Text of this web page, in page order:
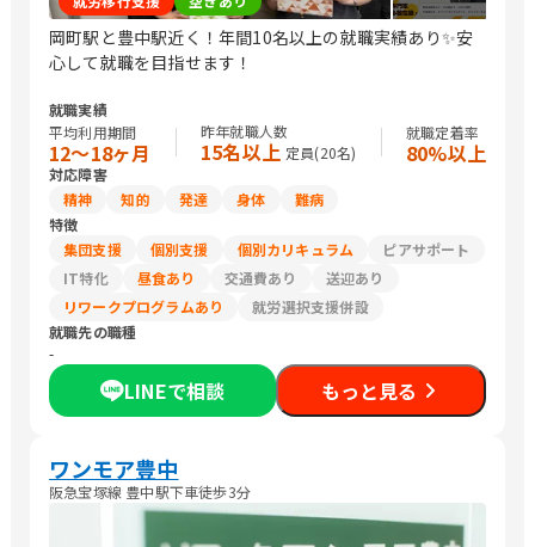
岡町駅と豊中駅近く！年間10名以上の就職実績あり✨安
心して就職を目指せます！
就職実績
平均利用期間
12〜18ヶ月
昨年就職人数
15名以上 定員(20名)
就職定着率
80%以上
対応障害
精神
知的 発達 身体
難病
特徴
集団支援
個別支援 個別カリキュラム
ピアサポート
IT特化
昼食あり 交通費あり
送迎あり
リワークプログラムあり
就労選択支援併設
就職先の職種
-
LINEで相談 もっと見る
ワンモア豊中
阪急宝塚線 豊中駅下車徒歩3分